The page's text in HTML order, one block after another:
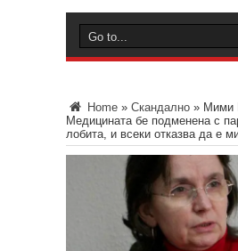
Home » Скандално » Мими
Медицината бе подменена с
лобита, и всеки отказва да е